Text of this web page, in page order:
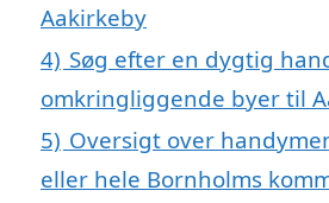
Aakirkeby
4) Søg efter en dygtig
omkringliggende byer til
5) Oversigt over
eller hele Bornholms